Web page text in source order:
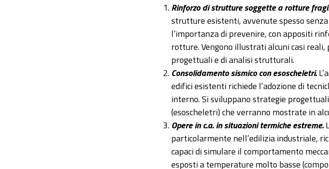
Rinforzo di strutture soggette a rotture
strutture esistenti, avvenute spesso
l’importanza di prevenire, con appositi
rotture. Vengono illustrati alcuni casi
progettuali e di analisi strutturali.
Consolidamento sismico con esoscheletri.
edifici esistenti richiede l’adozione di
interno. Si sviluppano strategie
(esoscheletri) che verranno mostrate in
Opere in c.a. in situazioni termiche estreme.
particolarmente nell’edilizia industriale,
capaci di simulare il comportamento
esposti a temperature molto basse